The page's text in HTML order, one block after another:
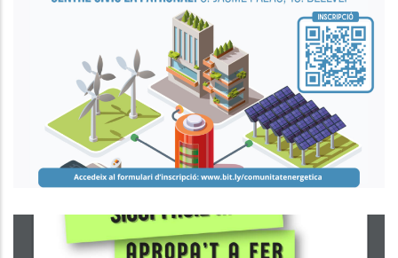
SEMINARI DE COMUNITATS
ENERGÈTIQUES AL BAIX PENEDÈS
P. econòmica